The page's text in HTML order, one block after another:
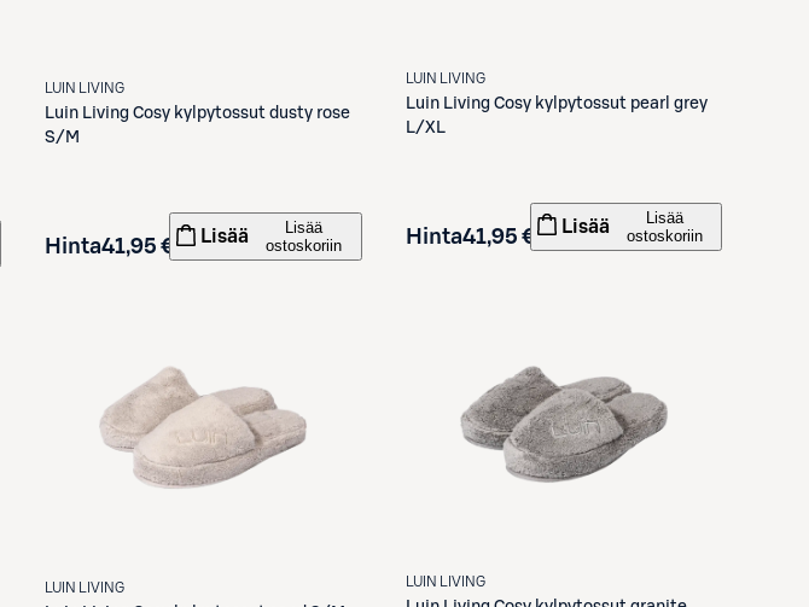
LUIN LIVING
Luin Living Cosy kylpytossut dusty rose
S/M
Hinta41,95 € Lisää
Lisää
ostoskoriin
LUIN LIVING
Luin Living Cosy kylpytossut pearl grey
L/XL
Hinta41,95 € Lisää
Lisää
ostoskoriin
LUIN LIVING LUIN LIVING